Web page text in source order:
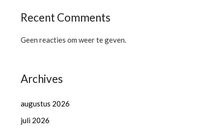
Recent Comments
Geen reacties om weer te geven.
Archives
augustus 2026
juli 2026